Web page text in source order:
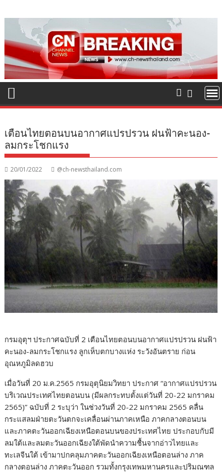
to
content
เตือนไทยตอนบนอากาศแปรปรวน ฝนฟ้าคะนอง-
ลมกระโชกแรง
20/01/2022 @ch-newsthailand.com
กรมอุตุฯ ประกาศฉบับที่ 2 เตือนไทยตอนบนอากาศแปรปรวน ฝนฟ้า
คะนอง-ลมกระโชกแรง ลูกเห็บตกบางแห่ง ระวังอันตราย ก่อน
อุณหภูมิลดฮวบ
เมื่อวันที่ 20 ม.ค.2565 กรมอุตุนิยมวิทยา ประกาศ “อากาศแปรปรวน
บริเวณประเทศไทยตอนบน (มีผลกระทบตั้งแต่วันที่ 20-22 มกราคม
2565)” ฉบับที่ 2 ระบุว่า ในช่วงวันที่ 20-22 มกราคม 2565 คลื่น
กระแสลมฝ่ายตะวันตกจะเคลื่อนผ่านภาคเหนือ ภาคกลางตอนบน
และภาคตะวันออกเฉียงเหนือตอนบนของประเทศไทย ประกอบกับมี
ลมใต้และลมตะวันออกเฉียงใต้พัดนำความชื้นจากอ่าวไทยและ
ทะเลจีนใต้ เข้ามาปกคลุมภาคตะวันออกเฉียงเหนือตอนล่าง ภาค
กลางตอนล่าง ภาคตะวันออก รวมทั้งกรุงเทพมหานครและปริมณฑล